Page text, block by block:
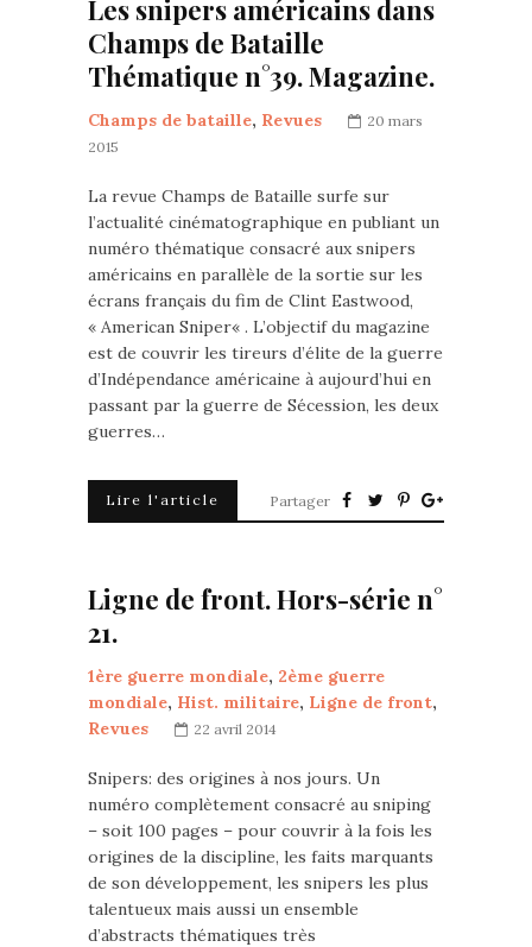
Les snipers américains dans
Champs de Bataille
Thématique n°39. Magazine.
Champs de bataille, Revues
20 mars
2015
La revue Champs de Bataille surfe sur
l’actualité cinématographique en publiant un
numéro thématique consacré aux snipers
américains en parallèle de la sortie sur les
écrans français du fim de Clint Eastwood,
« American Sniper« . L’objectif du magazine
est de couvrir les tireurs d’élite de la guerre
d’Indépendance américaine à aujourd’hui en
passant par la guerre de Sécession, les deux
guerres…
Lire l'article Partager
Ligne de front. Hors-série n°
21.
1ère guerre mondiale, 2ème guerre
mondiale, Hist. militaire, Ligne de front,
Revues
22 avril 2014
Snipers: des origines à nos jours. Un
numéro complètement consacré au sniping
– soit 100 pages – pour couvrir à la fois les
origines de la discipline, les faits marquants
de son développement, les snipers les plus
talentueux mais aussi un ensemble
d’abstracts thématiques très